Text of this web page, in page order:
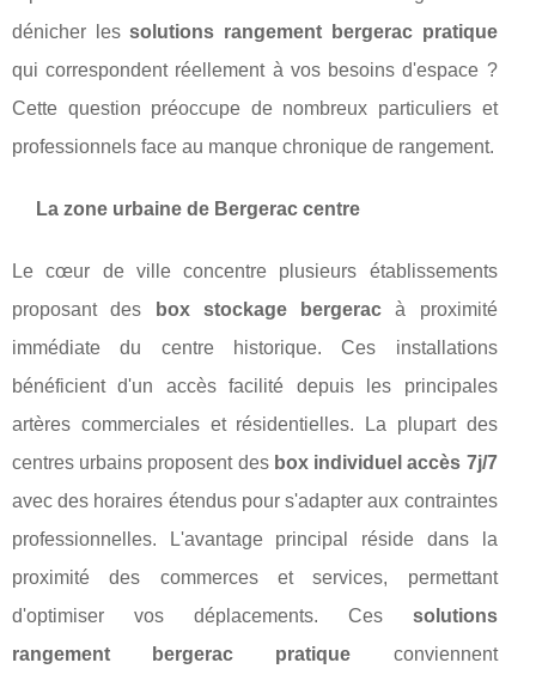
dénicher lessolutions rangement bergerac pratique
qui correspondent réellement à vos besoins d'espace ?
Cette question préoccupe de nombreux particuliers et
professionnels face au manque chronique de rangement.
La zone urbaine de Bergerac centre
Le cœur de ville concentre plusieurs établissements
proposant des
box stockage bergerac à proximité
immédiate du centre historique. Ces installations
bénéficient d'un accès facilité depuis les principales
artères commerciales et résidentielles. La plupart des
centres urbains proposent des box individuel accès 7j/7
avec des horaires étendus pour s'adapter aux contraintes
professionnelles. L'avantage principal réside dans la
proximité des commerces et services, permettant
d'optimiser vos déplacements. Ces solutions
rangement bergerac pratique conviennent